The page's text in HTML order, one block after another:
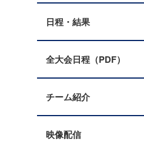
日程・結果
全大会日程（PDF）
チーム紹介
映像配信